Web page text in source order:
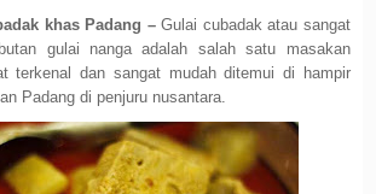
khas Padang –Gulai cubadak atau sangat
gulai nanga adalah salah satu masakan
terkenal dan sangat mudah ditemui di hampir
Padang di penjuru nusantara.